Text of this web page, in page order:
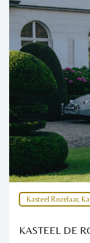
Kasteel Rozelaar,
KASTEEL DE